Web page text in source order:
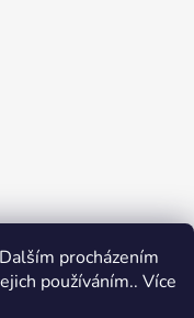
procházením
používáním.. Více